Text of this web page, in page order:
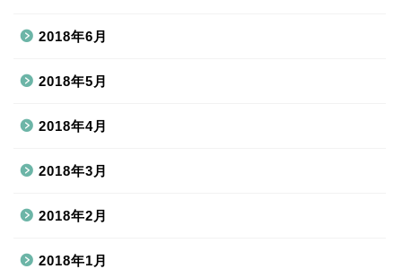
2018年6月
2018年5月
2018年4月
2018年3月
2018年2月
2018年1月